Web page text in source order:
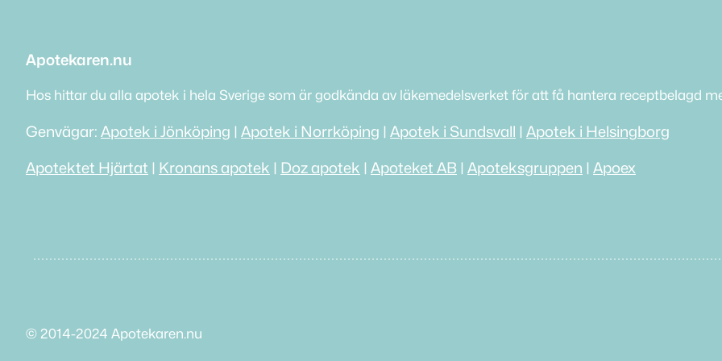
Apotekaren.nu
Hos hittar du alla apotek i hela Sverige som är godkända av läkemedelsverket för att få hantera receptbelagd
Genvägar: Apotek i Jönköping | Apotek i Norrköping | Apotek i Sundsvall | Apotek i Helsingborg
Apotektet Hjärtat | Kronans apotek | Doz apotek | Apoteket AB | Apoteksgruppen | Apoex
© 2014-2024 Apotekaren.nu